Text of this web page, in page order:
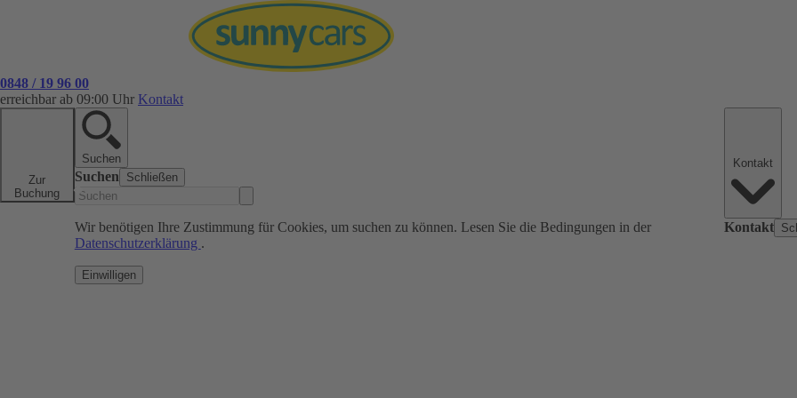
0848 / 19 96 00
erreichbar ab 09:00 Uhr Kontakt
Zur
Buchung
Suchen
Suchen Schließen
Wir benötigen Ihre Zustimmung für Cookies, um suchen zu können. Lesen Sie die Bedingungen in der
Datenschutzerklärung .
Einwilligen
Kontakt